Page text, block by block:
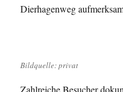
Dierhagenweg
Bildquelle: privat
Zahlreiche Besucher